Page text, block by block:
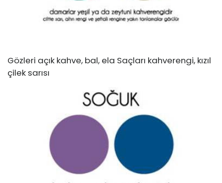
Gözleri açık kahve, bal, ela Saçları kahverengi, kızıl
çilek sarısı